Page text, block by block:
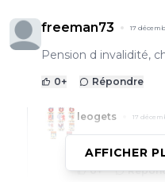
freeman73 17
Pension d invalidité,
0+ Répondre
leogets 17
0+
AFFICHER